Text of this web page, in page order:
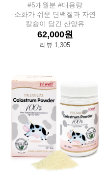
#5개월분 #대용량
소화가 쉬운 단백질과 자연
칼슘이 담긴 산양유
62,000원
리뷰 1,305